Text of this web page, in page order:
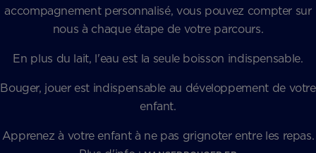
accompagnement personnalisé, vous pouvez compter sur
nous à chaque étape de votre parcours.
En plus du lait, l'eau est la seule boisson indispensable.
Bouger, jouer est indispensable au développement de votre
enfant.
Apprenez à votre enfant à ne pas grignoter entre les repas.